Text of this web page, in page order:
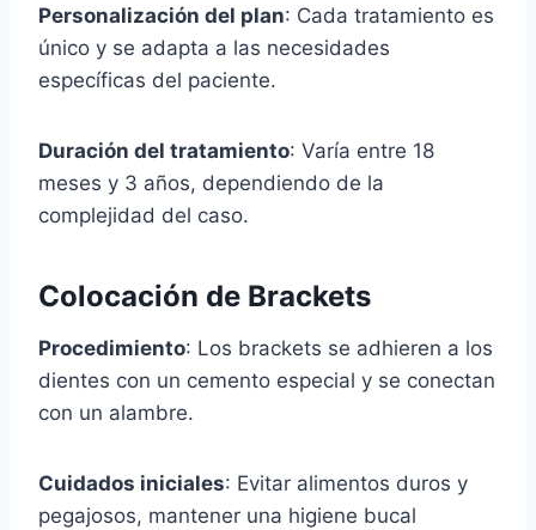
Personalización del plan: Cada tratamiento es
único y se adapta a las necesidades
específicas del paciente.
Duración del tratamiento: Varía entre 18
meses y 3 años, dependiendo de la
complejidad del caso.
Colocación de Brackets
Procedimiento: Los brackets se adhieren a los
dientes con un cemento especial y se conectan
con un alambre.
Cuidados iniciales: Evitar alimentos duros y
pegajosos, mantener una higiene bucal